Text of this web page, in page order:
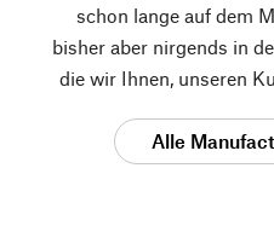
schon lange auf dem
bisher aber nirgends in
die wir Ihnen, unseren
Alle